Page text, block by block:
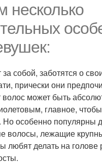
несколько
собой, заботятся о
прически они
волос может быть
главное,
особенно популярны
волосы, лежащие
любят делать на голове